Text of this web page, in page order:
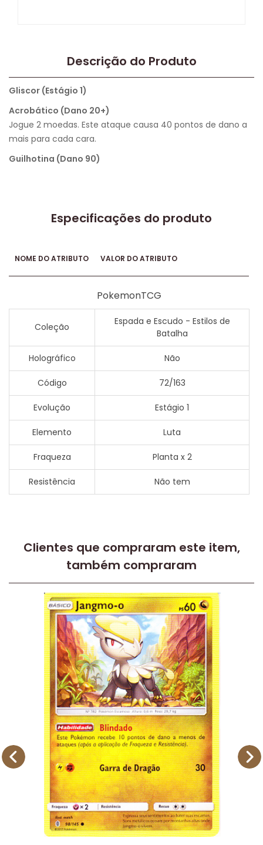
Descrição do Produto
Gliscor (Estágio 1)
Acrobático (Dano 20+)
Jogue 2 moedas. Este ataque causa 40 pontos de dano a
mais para cada cara.
Guilhotina (Dano 90)
Especificações do produto
NOME DO ATRIBUTO VALOR DO ATRIBUTO
PokemonTCG
Coleção
Espada e Escudo - Estilos de
Batalha
Holográfico Não
Código 72/163
Evolução Estágio 1
Elemento Luta
Fraqueza Planta x 2
Resistência Não tem
Clientes que compraram este item,
também compraram